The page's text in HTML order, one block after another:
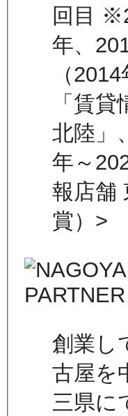
回目
年、
（
「賃
北陸」
年～
報店舗
賞）>
創業し
古屋を
三県に